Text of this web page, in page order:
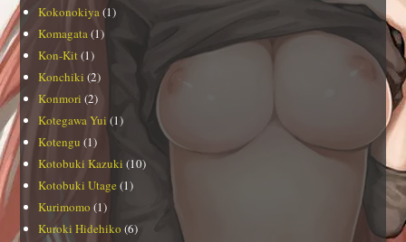
Kokonokiya(1)
Komagata(1)
Kon-Kit(1)
Konchiki (2)
Konmori (2)
Kotegawa Yui (1)
Kotengu (1)
Kotobuki Kazuki (10)
Kotobuki Utage (1)
Kurimomo (1)
Kuroki Hidehiko (6)